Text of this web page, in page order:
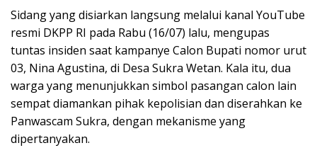
Sidang yang disiarkan langsung melalui kanal YouTube
resmi DKPP RI pada Rabu (16/07) lalu, mengupas
tuntas insiden saat kampanye Calon Bupati nomor urut
03, Nina Agustina, di Desa Sukra Wetan. Kala itu, dua
warga yang menunjukkan simbol pasangan calon lain
sempat diamankan pihak kepolisian dan diserahkan ke
Panwascam Sukra, dengan mekanisme yang
dipertanyakan.